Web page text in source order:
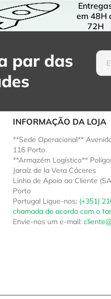
em 48H
72H
par das
INFORMAÇÃO DA LOJA
**Sede Operacional**
116 Porto
**Armazém Logístico**
Jaraíz de la Vera Cáceres
Linha de Apoio ao Cliente
Porto
Portugal Ligue-nos: (+351)
chamada de acordo com o
Envie-nos um e-mail: